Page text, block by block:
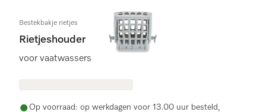
Bestekbakje rietjes
Rietjeshouder
voor vaatwassers
Op voorraad: op werkdagen voor 13.00 uur besteld,